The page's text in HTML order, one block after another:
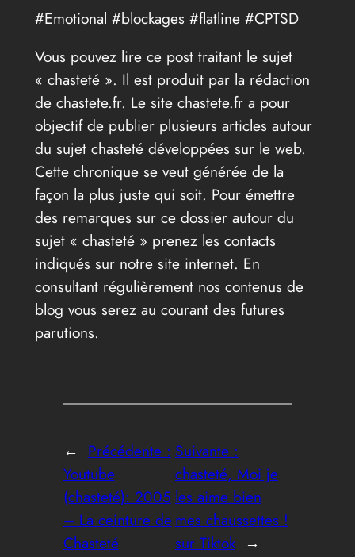
#Emotional #blockages #flatline #CPTSD
Vous pouvez lire ce post traitant le sujet
« chasteté ». Il est produit par la rédaction
de chastete.fr. Le site chastete.fr a pour
objectif de publier plusieurs articles autour
du sujet chasteté développées sur le web.
Cette chronique se veut générée de la
façon la plus juste qui soit. Pour émettre
des remarques sur ce dossier autour du
sujet « chasteté » prenez les contacts
indiqués sur notre site internet. En
consultant régulièrement nos contenus de
blog vous serez au courant des futures
parutions.
← Précédente :
Youtube
(chasteté): 2005
– La ceinture de
Chasteté
Suivante :
chasteté, Moi je
les aime bien
mes chaussettes !
sur Tiktok →